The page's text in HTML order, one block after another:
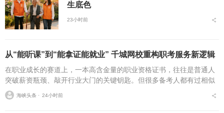
生底色
23小时前
从“能听课”到“能拿证能就业” 千城网校重构职考服务新逻辑
在职业成长的赛道上，一本高含金量的职业资格证书，往往是普通人
突破薪资瓶颈、敲开行业大门的关键钥匙。但很多备考人都有过相似
的糟心经历：报了热门网校的课，学完才发现内容和最新考纲完全脱
节；对着录播课啃了三...
海峡头条 ⋅ 24小时前